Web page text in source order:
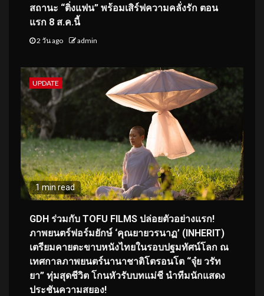
สถานะ “ติ่งแฟน” พร้อมเสิร์ฟความคลั่งรัก ตอน
แรก 8 ส.ค.นี้
2 วัน ago admin
UPDATE
1 min read
GDH ร่วมกับ TOFU FILMS ปล่อยตัวอย่างแรก!
ภาพยนตร์ฟอร์มยักษ์ ‘คุณยายวรนาฏ’ (INHERIT)
เตรียมคายตะขาบหนังไทยในรอบปฐมทัศน์โลก ณ
เทศกาลภาพยนตร์นานาชาติโตรอนโต “จุ๋ย วรัท
ยา” ทุ่มสุดชีวิต โกนหัวรับบทแม่ชี นำทีมนักแสดง
ประชันความสยอง!